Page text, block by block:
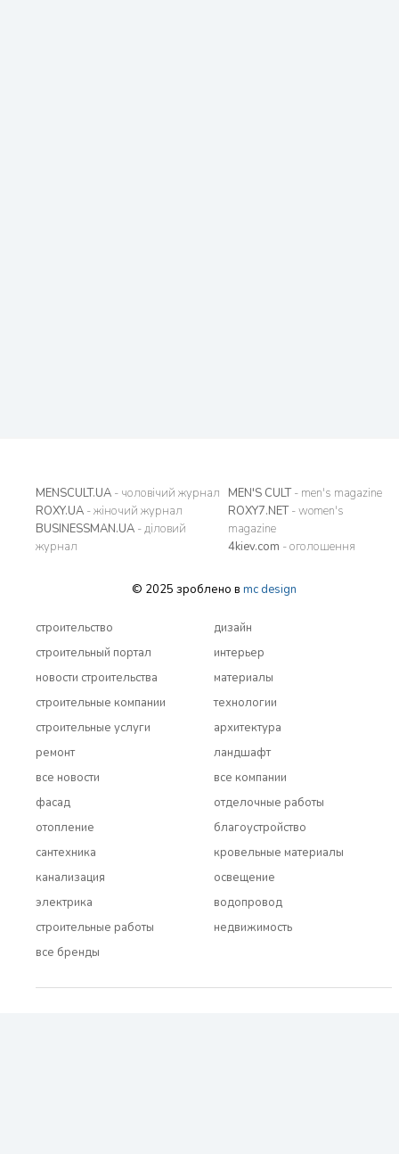
MENSCULT.UA - чоловічий журнал
ROXY.UA - жіночий журнал
BUSINESSMAN.UA - діловий
журнал
MEN'S CULT- men's magazine
ROXY7.NET- women's
magazine
4kiev.com - оголошення
© 2025 зроблено в mc design
строительство
строительный портал
новости строительства
строительные компании
строительные услуги
ремонт
все новости
дизайн
интерьер
материалы
технологии
архитектура
ландшафт
все компании
фасад
отопление
сантехника
канализация
электрика
строительные работы
все бренды
отделочные работы
благоустройство
кровельные материалы
освещение
водопровод
недвижимость